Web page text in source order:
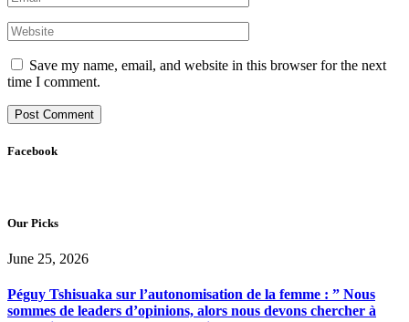
Save my name, email, and website in this browser for the next
time I comment.
Facebook
Our Picks
June 25, 2026
Péguy Tshisuaka sur l’autonomisation de la femme : ” Nous
sommes de leaders d’opinions, alors nous devons chercher à